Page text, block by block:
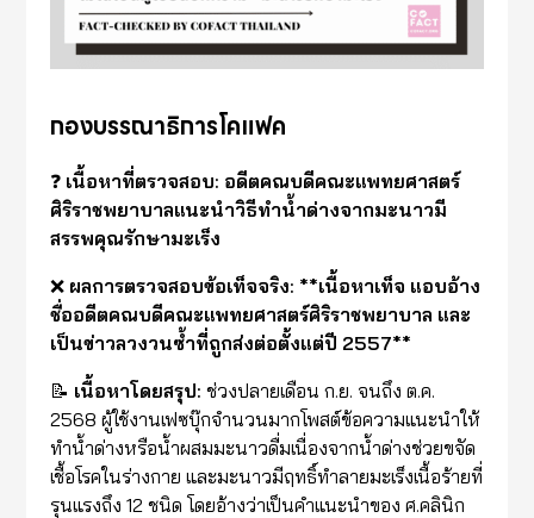
กองบรรณาธิการโคแฟค
❓ เนื้อหาที่ตรวจสอบ: อดีตคณบดีคณะแพทยศาสตร์
ศิริราชพยาบาลแนะนำวิธีทำน้ำด่างจากมะนาวมี
สรรพคุณรักษามะเร็ง
❌ ผลการตรวจสอบข้อเท็จจริง: **เนื้อหาเท็จ แอบอ้าง
ชื่ออดีตคณบดีคณะแพทยศาสตร์ศิริราชพยาบาล และ
เป็นข่าวลวงวนซ้ำที่ถูกส่งต่อตั้งแต่ปี 2557**
📝 เนื้อหาโดยสรุป: ช่วงปลายเดือน ก.ย. จนถึง ต.ค.
2568 ผู้ใช้งานเฟซบุ๊กจำนวนมากโพสต์ข้อความแนะนำให้
ทำน้ำด่างหรือน้ำผสมมะนาวดื่มเนื่องจากน้ำด่างช่วยขจัด
เชื้อโรคในร่างกาย และมะนาวมีฤทธิ์ทำลายมะเร็งเนื้อร้ายที่
รุนแรงถึง 12 ชนิด โดยอ้างว่าเป็นคำแนะนำของ ศ.คลินิก